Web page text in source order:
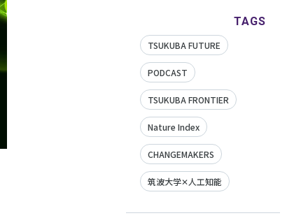
TAGS
TSUKUBA FUTURE
PODCAST
TSUKUBA FRONTIER
Nature Index
CHANGEMAKERS
筑波大学✕人工知能